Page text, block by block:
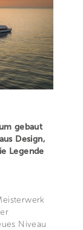
gebaut
Design,
Legende
Niveau